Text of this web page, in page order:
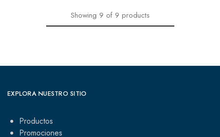
Showing 9 of 9 products
EXPLORA NUESTRO SITIO
Productos
Promociones